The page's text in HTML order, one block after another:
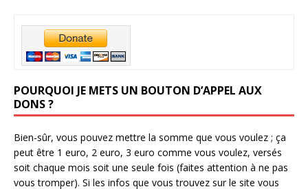
POURQUOI JE METS UN BOUTON D’APPEL AUX
DONS ?
Bien-sûr, vous pouvez mettre la somme que vous voulez ; ça
peut être 1 euro, 2 euro, 3 euro comme vous voulez, versés
soit chaque mois soit une seule fois (faites attention à ne pas
vous tromper). Si les infos que vous trouvez sur le site vous